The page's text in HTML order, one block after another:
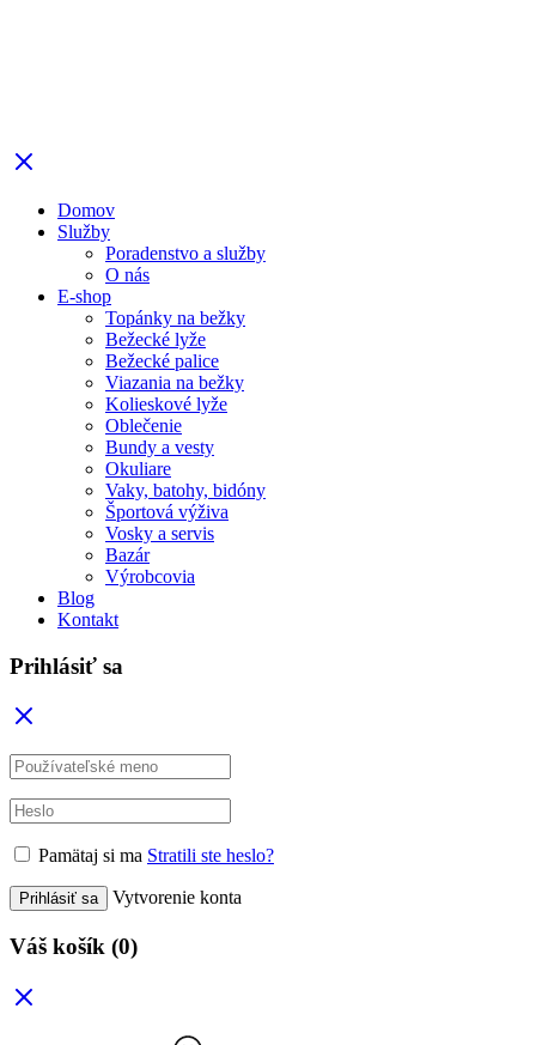
Domov
Služby
Poradenstvo a služby
O nás
E-shop
Topánky na bežky
Bežecké lyže
Bežecké palice
Viazania na bežky
Kolieskové lyže
Oblečenie
Bundy a vesty
Okuliare
Vaky, batohy, bidóny
Športová výživa
Vosky a servis
Bazár
Výrobcovia
Blog
Kontakt
Prihlásiť sa
Pamätaj si ma Stratili ste heslo?
Prihlásiť sa Vytvorenie konta
Váš košík (0)